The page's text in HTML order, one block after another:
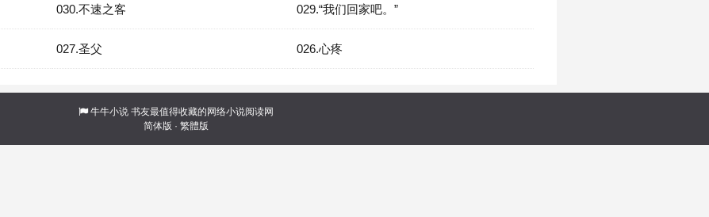
030.不速之客 029.“我们回家吧。”
027.圣父 026.心疼
牛牛小说 书友最值得收藏的网络小说阅读网
简体版 · 繁體版